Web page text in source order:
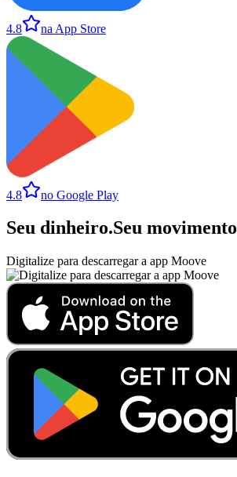
4.8 na App Store
4.8 no Google Play
Seu dinheiro.Seu movimento
Digitalize para descarregar a app Moove